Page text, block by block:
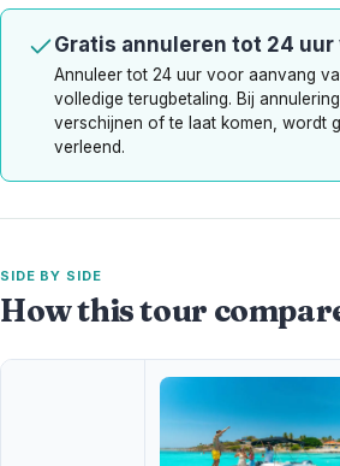
Gratis annuleren tot 24 uur
Annuleer tot 24 uur voor aanvang
volledige terugbetaling. Bij
verschijnen of te laat komen, wordt
verleend.
SIDE BY SIDE
How this tour